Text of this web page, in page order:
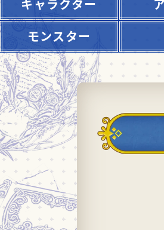
キャラクター
モンスター